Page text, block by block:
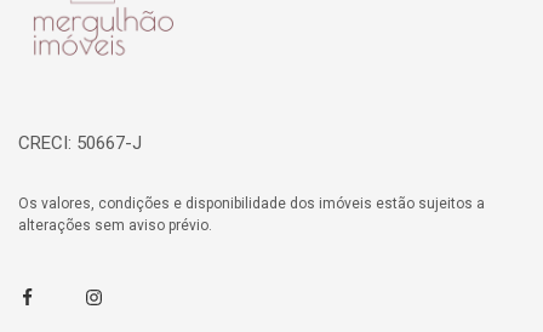
CRECI: 50667-J
Os valores, condições e disponibilidade dos imóveis estão sujeitos a
alterações sem aviso prévio.
FacebookInstagram